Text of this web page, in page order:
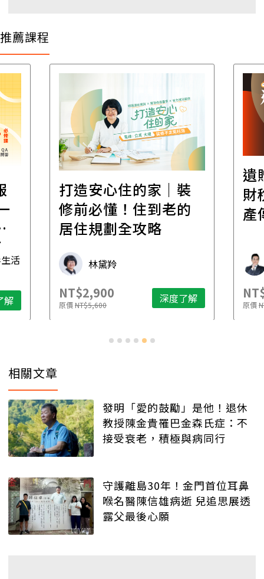
推薦課程
活
解
打造安心住的家｜裝
修前必懂！住到老的
居住規劃全攻略
林黛羚
NT$2,900
原價NT$5,600 深度了解
遺
財
產
原價
相關文章
發明「愛的鼓勵」是他！退休
教授陳金貴罹巴金森氏症：不
接受衰老，積極與病同行
守護離島30年！金門首位耳鼻
喉名醫陳信雄病逝 兒追思展透
露父最後心願